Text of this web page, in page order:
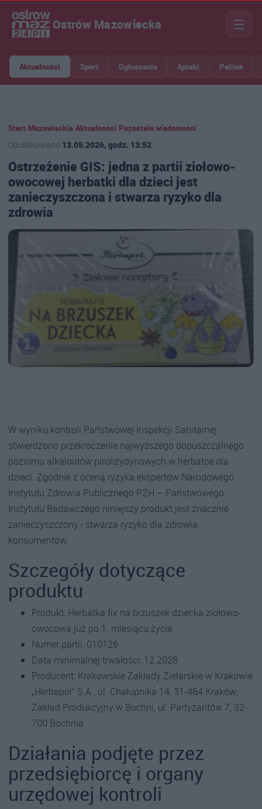
Ostrów Mazowiecka ☰
Aktualności Sport Ogłoszenia Apteki Paliwa
Start Mazowieckie Aktualności Pozostałe wiadomości
Opublikowano 13.05.2026, godz. 13:52
Ostrzeżenie GIS: jedna z partii ziołowo-
owocowej herbatki dla dzieci jest
zanieczyszczona i stwarza ryzyko dla
zdrowia
W wyniku kontroli Państwowej Inspekcji Sanitarnej
stwierdzono przekroczenie najwyższego dopuszczalnego
poziomu alkaloidów pirolizydynowych w herbatce dla
dzieci. Zgodnie z oceną ryzyka ekspertów Narodowego
Instytutu Zdrowia Publicznego PZH – Państwowego
Instytutu Badawczego niniejszy produkt jest znacznie
zanieczyszczony i stwarza ryzyko dla zdrowia
konsumentów.
Szczegóły dotyczące
produktu
Produkt: Herbatka fix na brzuszek dziecka ziołowo-
owocowa już po 1. miesiącu życia
Numer partii: 010126
Data minimalnej trwałości: 12.2028
Producent: Krakowskie Zakłady Zielarskie w Krakowie
„Herbapol” S.A., ul. Chałupnika 14, 31-464 Kraków;
Zakład Produkcyjny w Bochni, ul. Partyzantów 7, 32-
700 Bochnia
Działania podjęte przez
przedsiębiorcę i organy
urzędowej kontroli